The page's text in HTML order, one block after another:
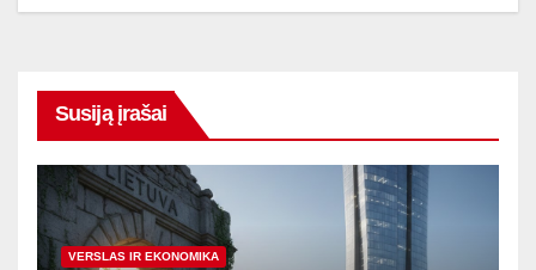
Susiją įrašai
VERSLAS IR EKONOMIKA